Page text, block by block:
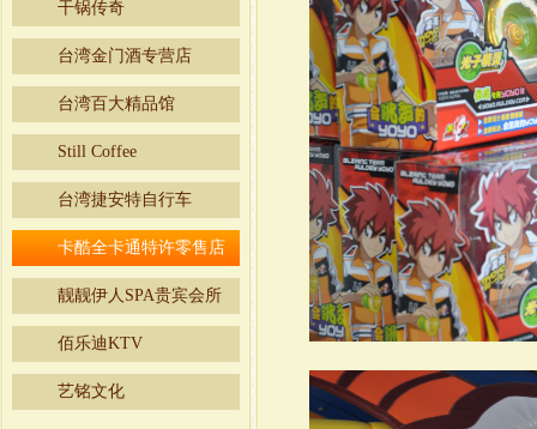
干锅传奇
台湾金门酒专营店
台湾百大精品馆
Still Coffee
台湾捷安特自行车
卡酷全卡通特许零售店
靓靓伊人SPA贵宾会所
佰乐迪KTV
艺铭文化